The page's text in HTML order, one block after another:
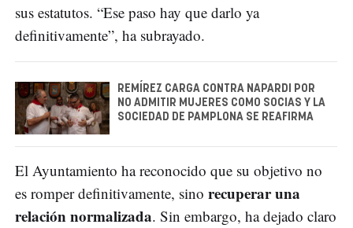
sus estatutos. “Ese paso hay que darlo ya
definitivamente”, ha subrayado.
REMÍREZ CARGA CONTRA NAPARDI POR
NO ADMITIR MUJERES COMO SOCIAS Y LA
SOCIEDAD DE PAMPLONA SE REAFIRMA
El Ayuntamiento ha reconocido que su objetivo no
es romper definitivamente, sino recuperar una
relación normalizada. Sin embargo, ha dejado claro